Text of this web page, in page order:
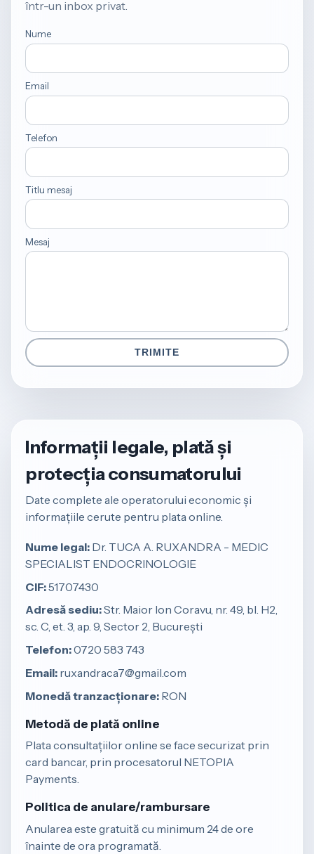
într-un inbox privat.
Nume
Email
Telefon
Titlu mesaj
Mesaj
TRIMITE
Informații legale, plată și
protecția consumatorului
Date complete ale operatorului economic și
informațiile cerute pentru plata online.
Nume legal: Dr. TUCA A. RUXANDRA - MEDIC
SPECIALIST ENDOCRINOLOGIE
CIF:51707430
Adresă sediu:Str. Maior Ion Coravu, nr. 49, bl. H2,
sc. C, et. 3, ap. 9, Sector 2, București
Telefon:0720 583 743
Email: ruxandraca7@gmail.com
Monedă tranzacționare: RON
Metodă de plată online
Plata consultațiilor online se face securizat prin
card bancar, prin procesatorul NETOPIA
Payments.
Politica de anulare/rambursare
Anularea este gratuită cu minimum 24 de ore
înainte de ora programată.